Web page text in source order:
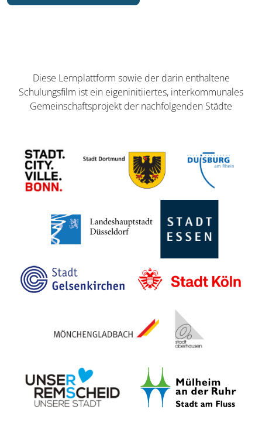
Diese Lernplattform sowie der darin enthaltene
Schulungsfilm ist ein eigeninitiiertes, interkommunales
Gemeinschaftsprojekt der nachfolgenden Städte